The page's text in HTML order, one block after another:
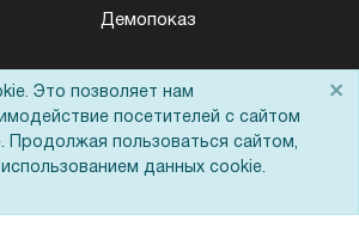
Демопоказ
Это позволяет нам
посетителей с сайтом
Продолжая пользоваться сайтом,
данных cookie.
×